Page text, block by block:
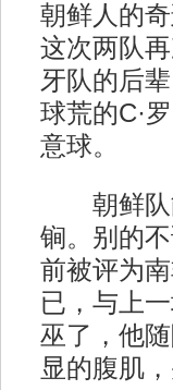
朝鲜人的
这次两队
牙队的后
球荒的C·
意球。
朝鲜队能
锏。别的
前被评为
已，与上
巫了，他
显的腹肌